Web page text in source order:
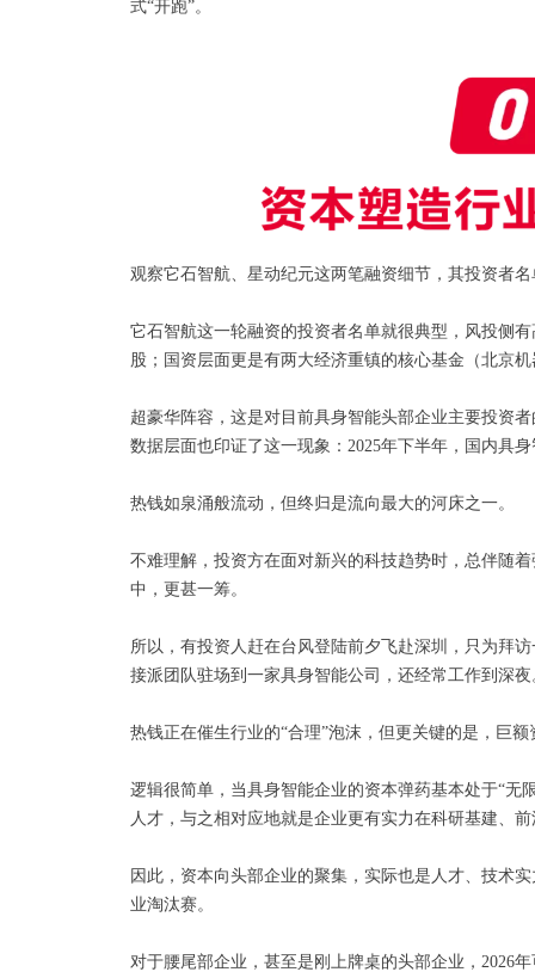
式“开跑”。
观察它石智航、星动纪元这两笔融资细节，其投资者
它石智航这一轮融资的投资者名单就很典型，风投侧
股；国资层面更是有两大经济重镇的核心基金（北京
超豪华阵容，这是对目前具身智能头部企业主要投资
数据层面也印证了这一现象：2025年下半年，国内具
热钱如泉涌般流动，但终归是流向最大的河床之一。
不难理解，投资方在面对新兴的科技趋势时，总伴随
中，更甚一筹。
所以，有投资人赶在台风登陆前夕飞赴深圳，只为拜
接派团队驻场到一家具身智能公司，还经常工作到深夜
热钱正在催生行业的“合理”泡沫，但更关键的是，巨
逻辑很简单，当具身智能企业的资本弹药基本处于“无
人才，与之相对应地就是企业更有实力在科研基建、
因此，资本向头部企业的聚集，实际也是人才、技术
业淘汰赛。
对于腰尾部企业，甚至是刚上牌桌的头部企业，2026